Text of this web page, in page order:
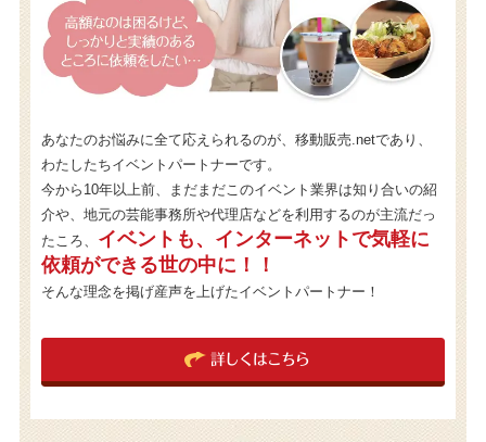
あなたのお悩みに全て応えられるのが、移動販売.netであり、
わたしたちイベントパートナーです。
今から10年以上前、まだまだこのイベント業界は知り合いの紹
介や、地元の芸能事務所や代理店などを利用するのが主流だっ
たころ、 イベントも、インターネットで気軽に
依頼ができる世の中に！！
そんな理念を掲げ産声を上げたイベントパートナー！
詳しくはこちら